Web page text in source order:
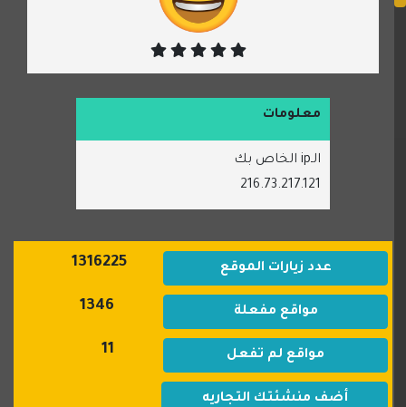
معلومات
الـip الخاص بك
216.73.217.121
عدد زيارات الموقع 1316225
مواقع مفعلة 1346
مواقع لم تفعل 11
أضف منشئتك التجاريه